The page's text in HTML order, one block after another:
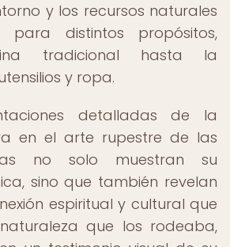
y los recursos naturales
para distintos propósitos,
tradicional hasta la
y ropa.
detalladas de la
en el arte rupestre de las
no solo muestran su
sino que también revelan
espiritual y cultural que
que los rodeaba,